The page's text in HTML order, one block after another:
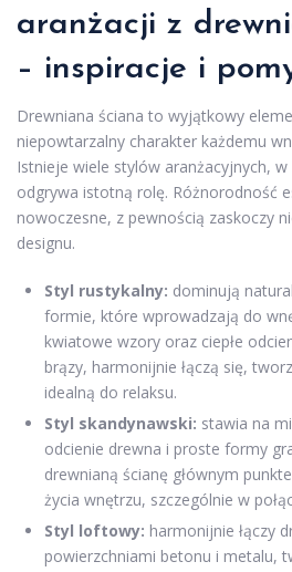
aranżacji z
– inspiracje i
Drewniana ściana to wyjątkowy
niepowtarzalny charakter każdemu
Istnieje wiele stylów aranżacyjnych,
odgrywa istotną rolę. Różnorodność
nowoczesne, z pewnością zaskoczy
designu.
Styl rustykalny: dominują
formie, które wprowadzają do
kwiatowe wzory oraz ciepłe
brązy, harmonijnie łączą się,
idealną do relaksu.
Styl skandynawski: stawia na
odcienie drewna i proste formy
drewnianą ścianę głównym
życia wnętrzu, szczególnie w
Styl loftowy: harmonijnie łączy
powierzchniami betonu i metalu,